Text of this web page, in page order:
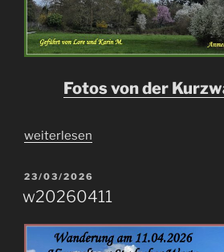
Fotos von der
„kw20260424“
weiterlesen
VERÖFFENTLICHT
AM
23/03/2026
w20260411